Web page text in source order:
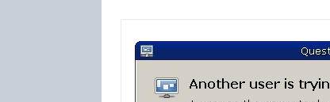
содержимому